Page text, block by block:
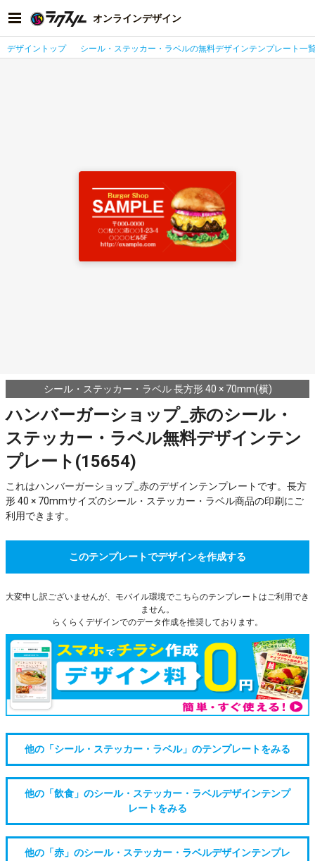
オンラインデザイン
デザイントップ シール・ステッカー・ラベルの無料デザインテンプレート一
シール・ステッカー・ラベル 長方形 40 × 70mm(横)
ハンバーガーショップ_赤のシール・
ステッカー・ラベル無料デザインテン
プレート(15654)
これはハンバーガーショップ_赤のデザインテンプレートです。長方
形 40 × 70mmサイズのシール・ステッカー・ラベル商品の印刷にご
利用できます。
このテンプレートでデザインを作成する
大変申し訳ございませんが、モバイル環境でこちらのテンプレートはご利用でき
ません。
らくらくデザインでのデータ作成を推奨しております。
他の「シール・ステッカー・ラベル」のテンプレートをみる
他の「飲食」のシール・ステッカー・ラベルデザインテンプ
レートをみる
他の「赤」のシール・ステッカー・ラベルデザインテンプレ